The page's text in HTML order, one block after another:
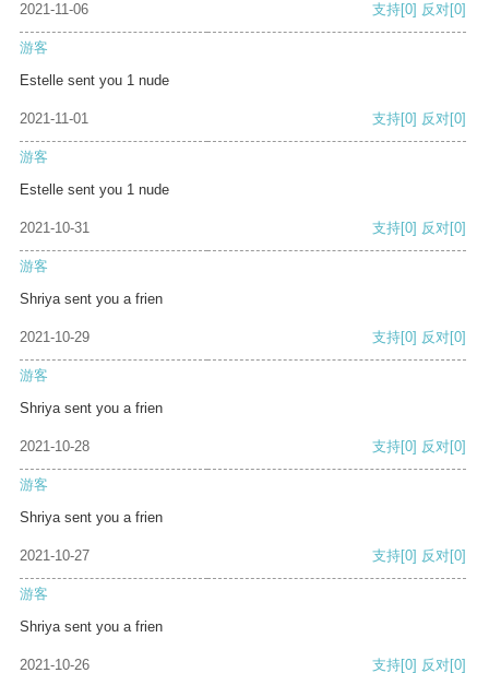
2021-11-06 支持[0] 反对[0]
游客
Estelle sent you 1 nude
2021-11-01 支持[0] 反对[0]
游客
Estelle sent you 1 nude
2021-10-31 支持[0] 反对[0]
游客
Shriya sent you a frien
2021-10-29 支持[0] 反对[0]
游客
Shriya sent you a frien
2021-10-28 支持[0] 反对[0]
游客
Shriya sent you a frien
2021-10-27 支持[0] 反对[0]
游客
Shriya sent you a frien
2021-10-26 支持[0] 反对[0]